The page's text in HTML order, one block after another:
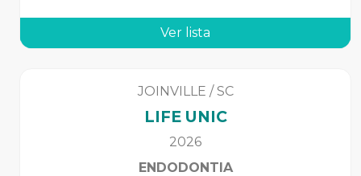
Ver lista
JOINVILLE /SC
LIFE UNIC
2026
ENDODONTIA